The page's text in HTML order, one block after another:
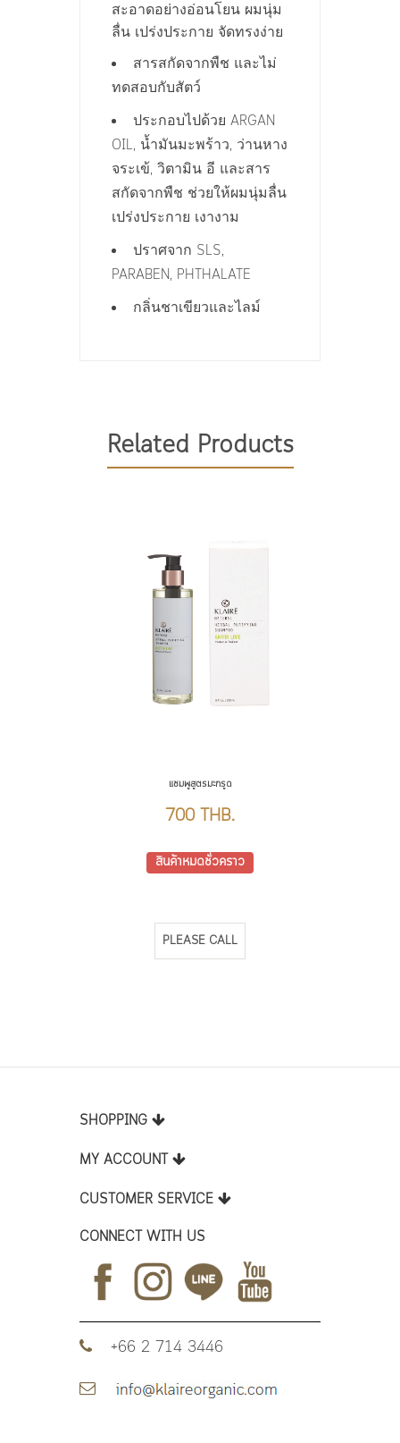
สะอาดอย่างอ่อนโยน ผมนุ่ม
ลื่น เปร่งประกาย จัดทรงง่าย
สารสกัดจากพืช และไม่
ทดสอบกับสัตว์
ประกอบไปด้วย ARGAN
OIL, น้ำมันมะพร้าว, ว่านหาง
จระเข้, วิตามิน อี และสาร
สกัดจากพืช ช่วยให้ผมนุ่มลื่น
เปร่งประกาย เงางาม
ปราศจาก SLS,
PARABEN, PHTHALATE
กลิ่นชาเขียวและไลม์
Glycerin, Aloe Barbadensis Leaf
Juice*, Argania Spinosa (Argan)
Officinalis (Sage) Leaf Extract*,
Lavandula Angustifolia
(Lavender) Flower Extract,
Camellia Sinensis (Green Tea)
Leaf Extract*, Chamomilla
Extract*, Citrus Limon (Lemon)
Citrus Limon (Lemon) Peel Oil,
Cymbopogon Schoenanthus
Aurantifolia (Lime) Fruit Oil,
Nucifera (Coconut) Oil,
Lavandula Angustifolia
และเส้นผม ประมาณ 1 นาที
Related Products
แชมพูสูตรมะกรูด
700 THB.
สินค้าหมดชั่วคราว
PLEASE CALL
SHOPPING
MY ACCOUNT
CUSTOMER SERVICE
CONNECT WITH US
+66 2 714 3446